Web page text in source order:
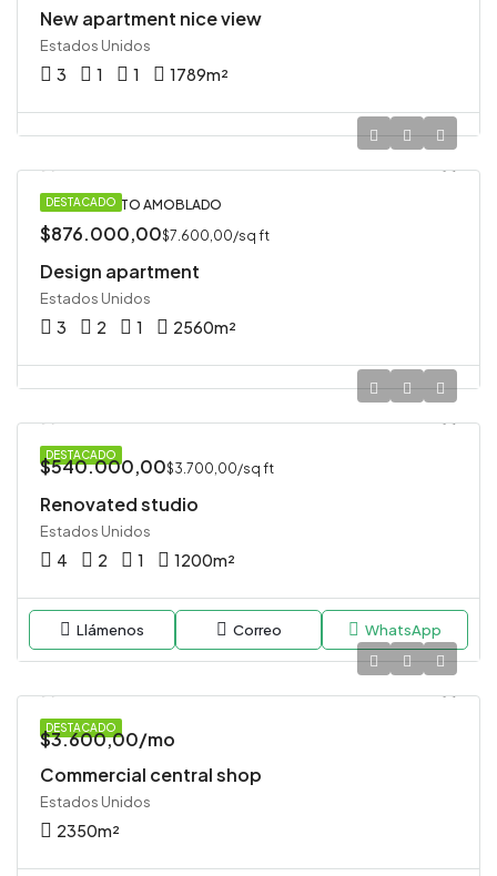
New apartment nice view
Estados Unidos
3 1 1 1789m²
DESTACADO
APARTAMENTO AMOBLADO
$876.000,00$7.600,00/sq ft
Design apartment
Estados Unidos
3 2 1 2560m²
DESTACADO
$540.000,00$3.700,00/sq ft
Renovated studio
Estados Unidos
4 2 1 1200m²
Llámenos Correo WhatsApp
DESTACADO
$3.600,00/mo
Commercial central shop
Estados Unidos
2350m²